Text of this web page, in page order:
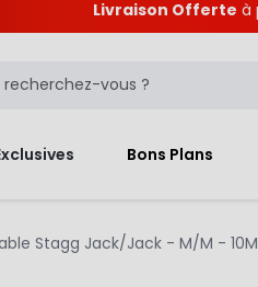
Livraison Offerte à
Bons Plans
Stagg Jack/Jack - M/M - 10M